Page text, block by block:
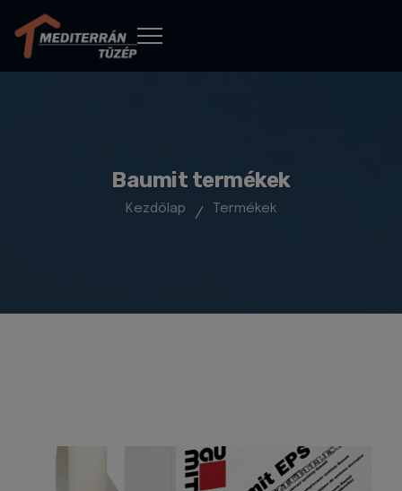
Baumit termékek
Kezdőlap Termékek